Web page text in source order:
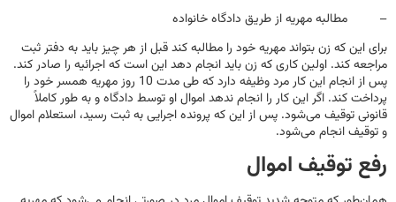
– مطالبه مهریه از طریق دادگاه خانواده
برای این که زن بتواند مهریه خود را مطالبه کند قبل از هر چیز باید به دفتر ثبت
مراجعه کند. اولین کاری که زن باید انجام دهد این است که اجرائیه را صادر کند.
پس از انجام این کار مرد وظیفه دارد که طی مدت 10 روز مهریه همسر خود را
پرداخت کند. اگر این کار را انجام ندهد اموال او توسط دادگاه و به طور کاملاً
قانونی توقیف می‌شود. پس از این که پرونده اجرایی به ثبت رسید، استعلام اموال
و توقیف انجام می‌شود.
رفع توقیف اموال